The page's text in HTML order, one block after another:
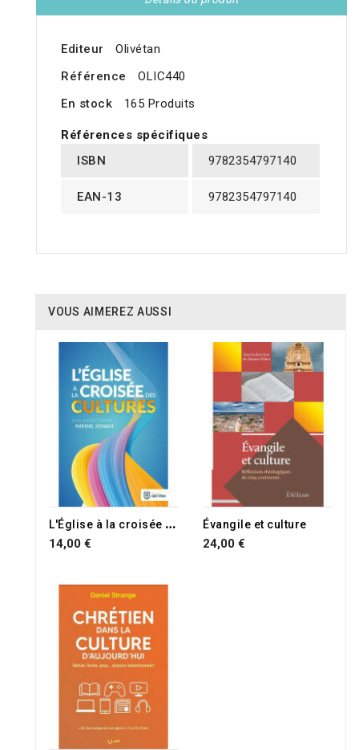
Editeur
Olivétan
Référence
OLIC440
En stock
165 Produits
Références spécifiques
ISBN
9782354797140
EAN-13 9782354797140
VOUS AIMEREZ AUSSI
L
'Église à la croisée des cultures
14,00 €
Évangile et culture
24,00 €